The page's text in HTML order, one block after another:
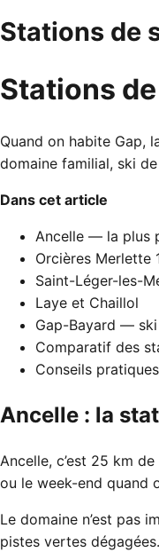
Stations de
Stations
Quand on habite Gap,
domaine familial, ski
Dans cet article
Ancelle — la plus
Orcières
Saint-Léger-les-
Laye et Chaillol
Gap-Bayard —
Comparatif des
Conseils pratiques
Ancelle : la
Ancelle, c’est 25 km
ou le week-end quand
Le domaine n’est pas
pistes vertes